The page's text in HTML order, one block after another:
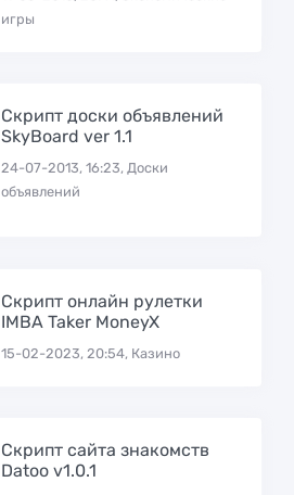
игры
Скрипт доски объявлений
SkyBoard ver 1.1
24-07-2013, 16:23, Доски
объявлений
Скрипт онлайн рулетки
IMBA Taker MoneyX
15-02-2023, 20:54, Казино
Скрипт сайта знакомств
Datoo v1.0.1